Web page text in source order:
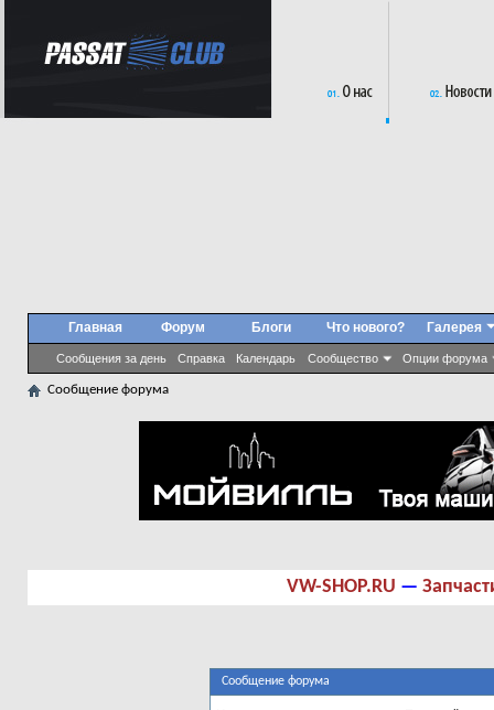
Главная Форум
Сообщения за день Справка Календарь Сообщество Опции форума
Блоги Что нового? Галерея
Сообщение форума
VW-SHOP.RU —
Сообщение форума